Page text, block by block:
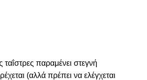
ταΐστρες παραμένει στεγνή
(αλλά πρέπει να ελέγχεται